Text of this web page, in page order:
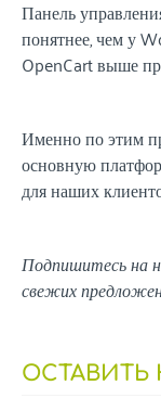
Панель
понятнее, чем у
OpenCart выше
Именно по этим
основную
для наших
Подпишитесь на
свежих